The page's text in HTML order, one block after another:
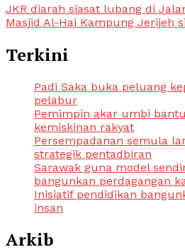
Post
navigation
JKR diarah siasat lubang di
Masjid Al-Haj Kampung Jerijeh
Terkini
Padi Saka buka peluang
pelabur
Pemimpin akar umbi
kemiskinan rakyat
Persempadanan semula
strategik pentadbiran
Sarawak guna model
bangunkan perdagangan
Inisiatif pendidikan
insan
Arkib